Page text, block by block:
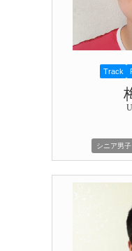
Track
シニア男子